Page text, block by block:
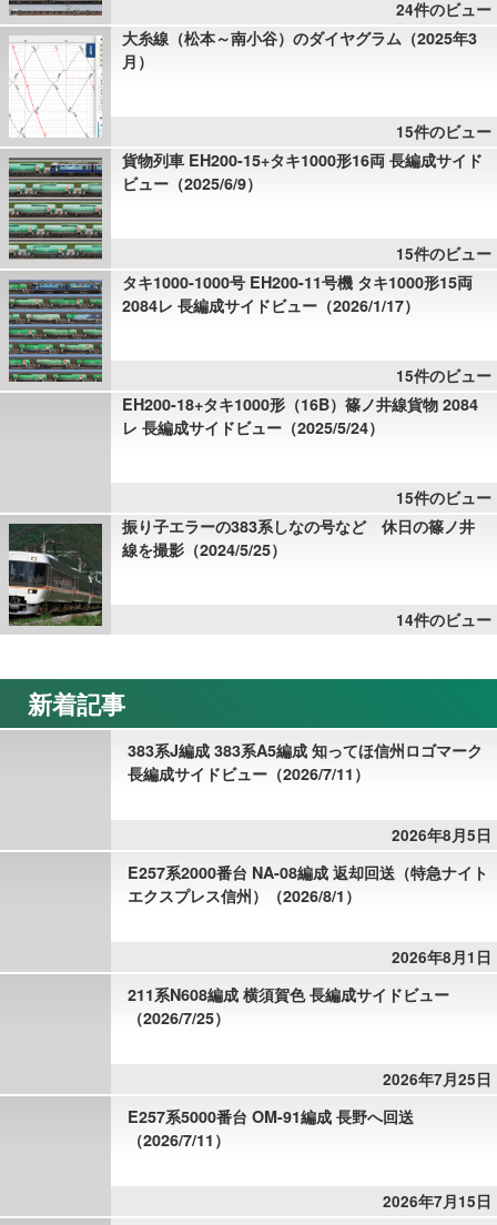
24件のビュー
大糸線（松本～南小谷）のダイヤグラム（2025年3
月）
15件のビュー
貨物列車 EH200-15+タキ1000形16両 長編成サイド
ビュー（2025/6/9）
15件のビュー
タキ1000-1000号 EH200-11号機 タキ1000形15両
2084レ 長編成サイドビュー（2026/1/17）
15件のビュー
EH200-18+タキ1000形（16B）篠ノ井線貨物 2084
レ 長編成サイドビュー（2025/5/24）
15件のビュー
振り子エラーの383系しなの号など 休日の篠ノ井
線を撮影（2024/5/25）
14件のビュー
新着記事
383系J編成 383系A5編成 知ってほ信州ロゴマーク
長編成サイドビュー（2026/7/11）
2026年8月5日
E257系2000番台 NA-08編成 返却回送（特急ナイト
エクスプレス信州）（2026/8/1）
2026年8月1日
211系N608編成 横須賀色 長編成サイドビュー
（2026/7/25）
2026年7月25日
E257系5000番台 OM-91編成 長野へ回送
（2026/7/11）
2026年7月15日